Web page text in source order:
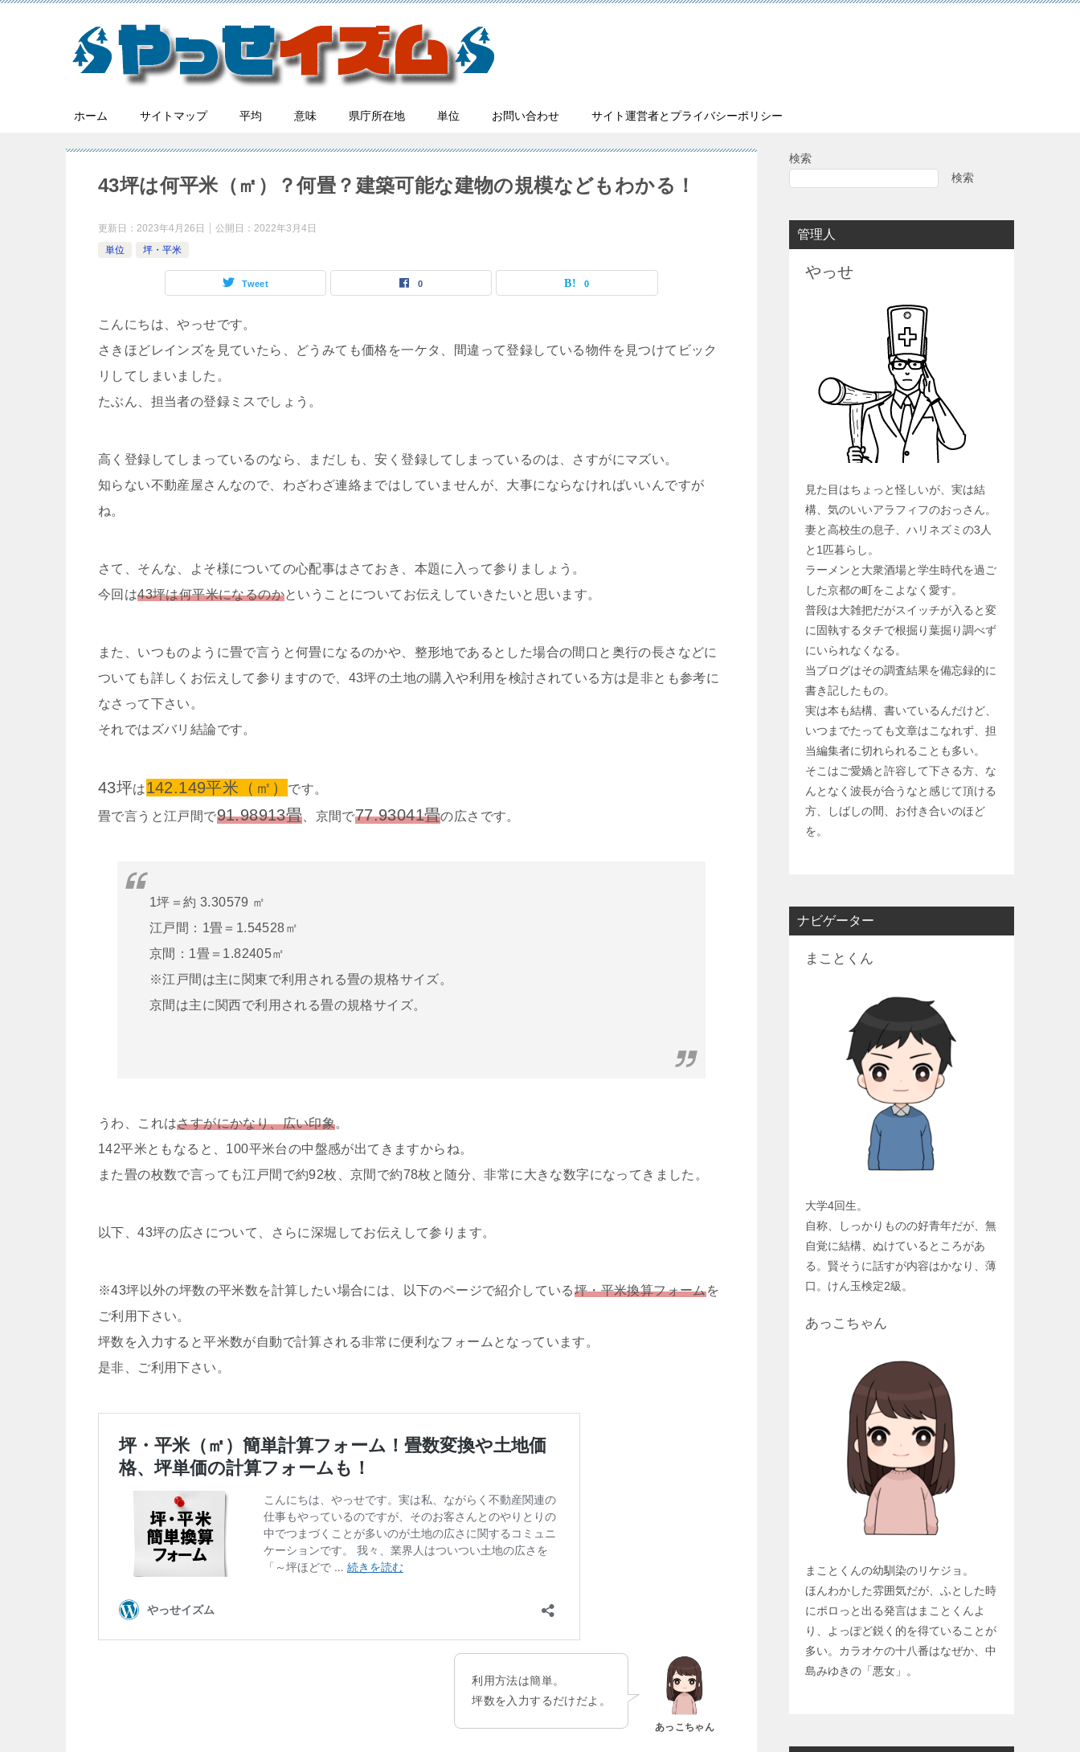
ホーム サイトマップ 平均 意味 県庁所在地 単位 お問い合わせ サイト運営者とプライバシーポリシー
43坪は何平米（㎡）？何畳？建築可能な建物の規模などもわかる！
更新日： 2023年4月26日 公開日： 2022年3月4日
単位
坪・平米
Tweet 0 0
こんにちは、やっせです。
さきほどレインズを見ていたら、どうみても価格を一ケタ、間違って登録している物件を見つけてビック
リしてしまいました。
たぶん、担当者の登録ミスでしょう。
高く登録してしまっているのなら、まだしも、安く登録してしまっているのは、さすがにマズい。
知らない不動産屋さんなので、わざわざ連絡まではしていませんが、大事にならなければいいんですが
ね。
さて、そんな、よそ様についての心配事はさておき、本題に入って参りましょう。
今回は43坪は何平米になるのかということについてお伝えしていきたいと思います。
また、いつものように畳で言うと何畳になるのかや、整形地であるとした場合の間口と奥行の長さなどに
ついても詳しくお伝えして参りますので、43坪の土地の購入や利用を検討されている方は是非とも参考に
なさって下さい。
それではズバリ結論です。
43坪は142.149平米（㎡）
です。
畳で言うと江戸間で91.98913畳 、京間で77.93041畳の広さです。
1坪＝約 3.30579 ㎡
江戸間：1畳＝1.54528㎡
京間：1畳＝1.82405㎡
※江戸間は主に関東で利用される畳の規格サイズ。
京間は主に関西で利用される畳の規格サイズ。
うわ、これはさすがにかなり、広い印象。
142平米ともなると、100平米台の中盤感が出てきますからね。
また畳の枚数で言っても江戸間で約92枚、京間で約78枚と随分、非常に大きな数字になってきました。
以下、43坪の広さについて、さらに深堀してお伝えして参ります。
※43坪以外の坪数の平米数を計算したい場合には、以下のページで紹介している坪・平米換算フォームを
ご利用下さい。
坪数を入力すると平米数が自動で計算される非常に便利なフォームとなっています。
是非、ご利用下さい。
あっこちゃん
利用方法は簡単。
坪数を入力するだけだよ。
検索
検索
管理人
やっせ
見た目はちょっと怪しいが、実は結
構、気のいいアラフィフのおっさん。
妻と高校生の息子、ハリネズミの3人
と1匹暮らし。
ラーメンと大衆酒場と学生時代を過ご
した京都の町をこよなく愛す。
普段は大雑把だがスイッチが入ると変
に固執するタチで根掘り葉掘り調べず
にいられなくなる。
当ブログはその調査結果を備忘録的に
書き記したもの。
実は本も結構、書いているんだけど、
いつまでたっても文章はこなれず、担
当編集者に切れられることも多い。
そこはご愛嬌と許容して下さる方、な
んとなく波長が合うなと感じて頂ける
方、しばしの間、お付き合いのほど
を。
ナビゲーター
まことくん
大学4回生。
自称、しっかりものの好青年だが、無
自覚に結構、ぬけているところがあ
る。賢そうに話すが内容はかなり、薄
口。けん玉検定2級。
あっこちゃん
まことくんの幼馴染のリケジョ。
ほんわかした雰囲気だが、ふとした時
にポロっと出る発言はまことくんよ
り、よっぽど鋭く的を得ていることが
多い。カラオケの十八番はなぜか、中
島みゆきの「悪女」。